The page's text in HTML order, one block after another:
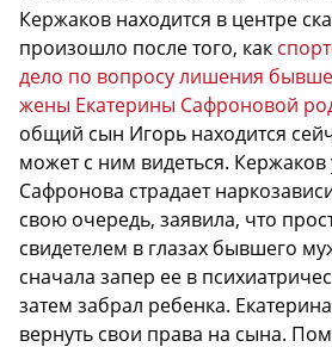
Кержаков находится в центре
произошло после того, как
дело по вопросу лишения
жены Екатерины Сафроновой
общий сын Игорь находится
может с ним видеться. Кержаков
Сафронова страдает
свою очередь, заявила, что
свидетелем в глазах бывшего
сначала запер ее в
затем забрал ребенка.
вернуть свои права на сына.